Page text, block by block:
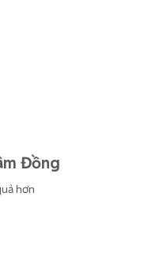
Đồng
hơn